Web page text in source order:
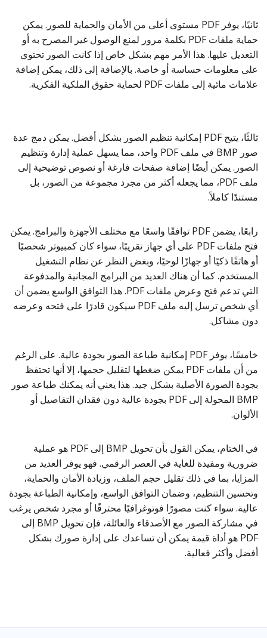
ثانيًا، يوفر PDF مستوى أعلى من الأمان والحماية للصور. يمكن
حماية ملفات PDF بكلمة مرور لمنع الوصول غير المصرح به أو
التعديل عليها. هذا الأمر مهم بشكل خاص إذا كانت الصور تحتوي
على معلومات حساسة أو خاصة. بالإضافة إلى ذلك، يمكن إضافة
علامات مائية إلى ملفات PDF لحماية حقوق الملكية الفكرية.
ثالثًا، يتيح PDF إمكانية تنظيم الصور بشكل أفضل. يمكن دمج عدة
صور BMP في ملف PDF واحد، مما يسهل عملية إدارة وتنظيم
الصور. يمكن أيضًا إضافة صفحات فارغة أو نصوص توضيحية إلى
ملف PDF، مما يجعله أكثر من مجرد مجموعة من الصور، بل
مستندًا كاملاً.
رابعًا، يضمن PDF توافقًا واسعًا مع مختلف الأجهزة والبرامج. يمكن
فتح ملفات PDF على أي جهاز تقريبًا، سواء كان كمبيوتر شخصيًا
أو هاتفًا ذكيًا أو جهازًا لوحيًا، وبغض النظر عن نظام التشغيل
المستخدم. كما أن هناك العديد من البرامج المجانية والمدفوعة
التي تدعم فتح وعرض ملفات PDF. هذا التوافق الواسع يضمن أن
أي شخص ترسل إليه ملف PDF سيكون قادرًا على فتحه وعرضه
دون مشاكل.
خامسًا، يوفر PDF إمكانية طباعة الصور بجودة عالية. على الرغم
من أن ملفات PDF يمكن ضغطها لتقليل حجمها، إلا أنها تحتفظ
بجودة الصورة الأصلية بشكل جيد. هذا يعني أنه يمكنك طباعة صور
BMP المحولة إلى PDF بجودة عالية دون فقدان التفاصيل أو
الألوان.
في الختام، يمكن القول بأن تحويل BMP إلى PDF هو عملية
ضرورية ومفيدة للغاية في العصر الرقمي. فهو يوفر العديد من
المزايا، بما في ذلك تقليل حجم الملف، وزيادة الأمان والحماية،
وتحسين التنظيم، وضمان التوافق الواسع، وإمكانية الطباعة بجودة
عالية. سواء كنت مصورًا فوتوغرافيًا محترفًا أو مجرد شخص يرغب
في مشاركة الصور مع الأصدقاء والعائلة، فإن تحويل BMP إلى
PDF هو أداة قيمة يمكن أن تساعدك على إدارة صورك بشكل
أفضل وأكثر فعالية.